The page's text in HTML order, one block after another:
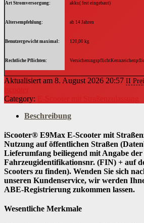
Art Stromversorgung akku( fest eingebaut)
Altersempfehlung ab 14 Jahren
Benutzergewicht maximal 120,00 kg
Rechtliche Pflichten
Aktualisiert am 8. August 2026 20:57 II
Category:
Beschreibung
iScooter® E9Max E-Scooter mit
Nutzung auf öffentlichen Straßen
Lieferumfang beiliegend mit Angabe der
Fahrzeugidentifikationsnr. (FIN) + auf
Scooters zu finden). Wenden Sie sich
unseren Kundenservice, wir werden
ABE-Registrierung zukommen lassen.
Wesentliche Merkmale